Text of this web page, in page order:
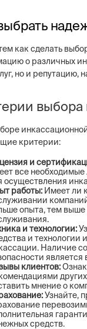
как сделать
о различных
но и репутацию,
выбора
критерии:
и
все
осуществления
работы: Имеет ли
опыта, тем выше
и технологии:
и технологии
Наличие
клиентов:
мнение о
Узнайте,
средств.